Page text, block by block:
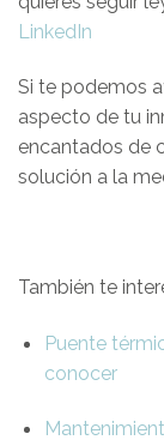
LinkedIn
Si te podemos
aspecto de tu
encantados de
solución a la
También te
Puente
conocer